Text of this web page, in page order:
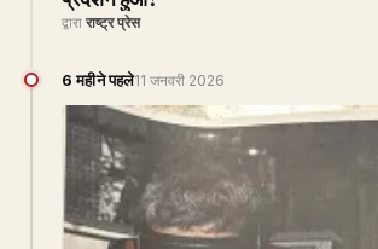
द्वारा राष्ट्र प्रेस
6 महीने पहले11 जनवरी 2026